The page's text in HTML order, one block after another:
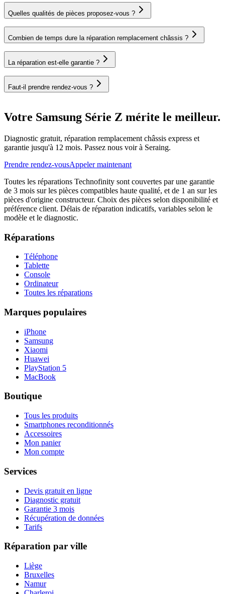
Quelles qualités de pièces proposez-vous ?
Combien de temps dure la réparation remplacement châssis ?
La réparation est-elle garantie ?
Faut-il prendre rendez-vous ?
Votre Samsung Série Z mérite le meilleur.
Diagnostic gratuit, réparation remplacement châssis express et
garantie jusqu'à 12 mois. Passez nous voir à Seraing.
Prendre rendez-vousAppeler maintenant
Toutes les réparations Technofinity sont couvertes par une garantie
de 3 mois sur les pièces compatibles haute qualité, et de 1 an sur les
pièces d'origine constructeur. Choix des pièces selon disponibilité et
préférence client. Délais de réparation indicatifs, variables selon le
modèle et le diagnostic.
Réparations
Téléphone
Tablette
Console
Ordinateur
Toutes les réparations
Marques populaires
iPhone
Samsung
Xiaomi
Huawei
PlayStation 5
MacBook
Boutique
Tous les produits
Smartphones reconditionnés
Accessoires
Mon panier
Mon compte
Services
Devis gratuit en ligne
Diagnostic gratuit
Garantie 3 mois
Récupération de données
Tarifs
Réparation par ville
Liège
Bruxelles
Namur